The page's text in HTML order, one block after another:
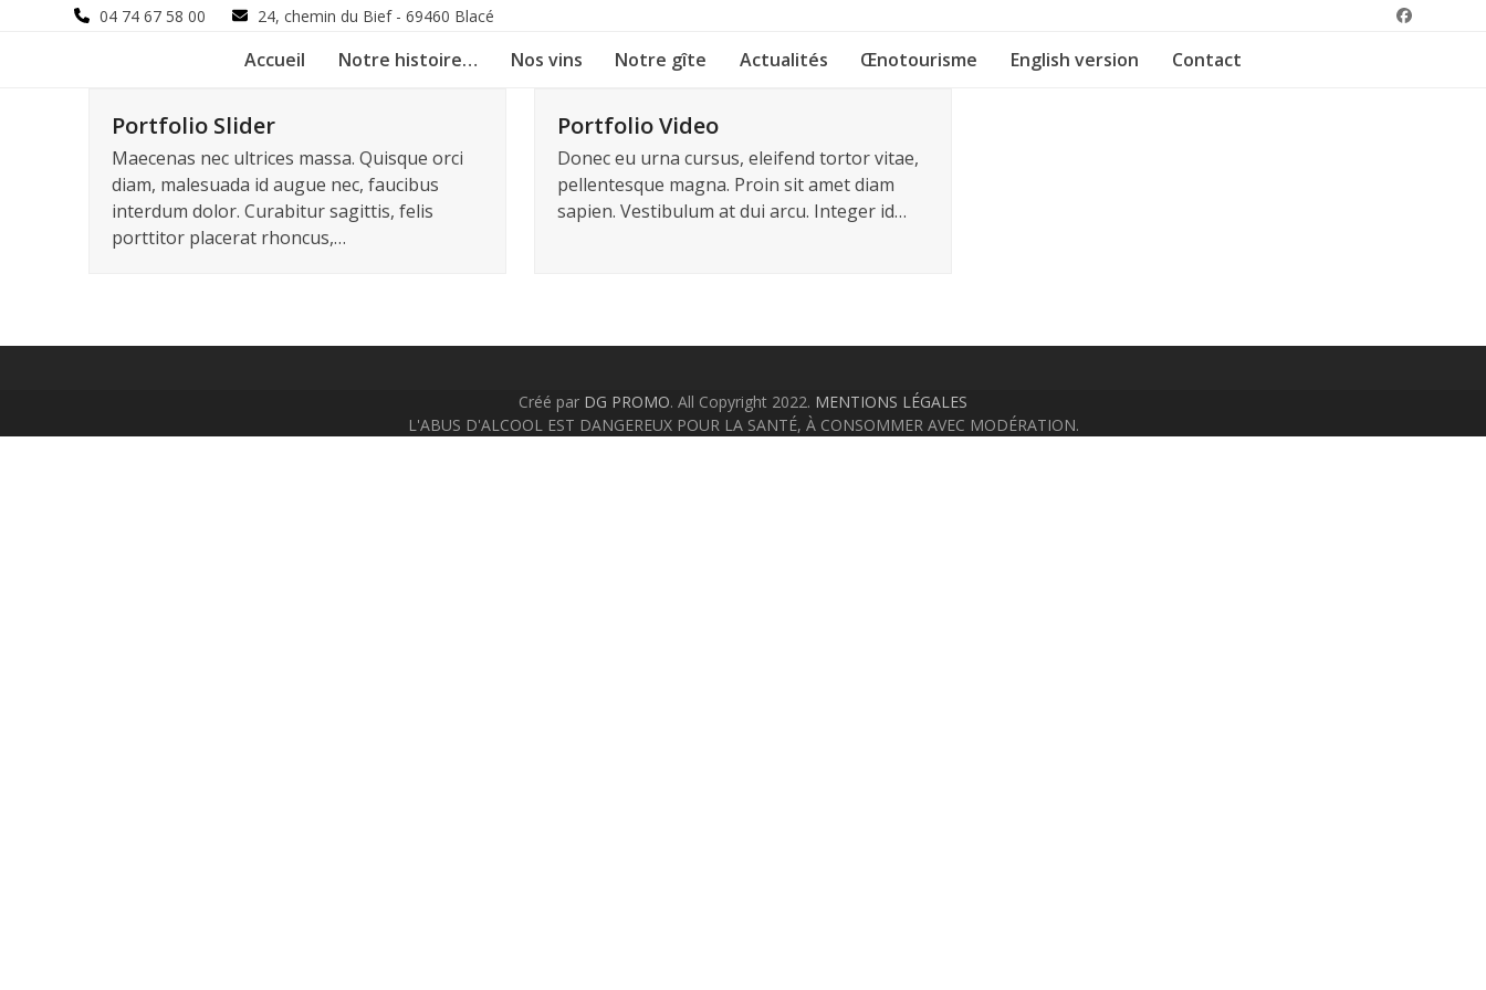
04 74 67 58 00 24, chemin du Bief - 69460 Blacé
Accueil Notre histoire… Nos vins Notre gîte Actualités Œnotourisme English version Contact
Portfolio Slider
Maecenas nec ultrices massa. Quisque orci
diam, malesuada id augue nec, faucibus
interdum dolor. Curabitur sagittis, felis
porttitor placerat rhoncus,…
Portfolio Video
Donec eu urna cursus, eleifend tortor vitae,
pellentesque magna. Proin sit amet diam
sapien. Vestibulum at dui arcu. Integer id…
Créé par DG PROMO. All Copyright 2022. MENTIONS LÉGALES
L'ABUS D'ALCOOL EST DANGEREUX POUR LA SANTÉ, À CONSOMMER AVEC MODÉRATION.